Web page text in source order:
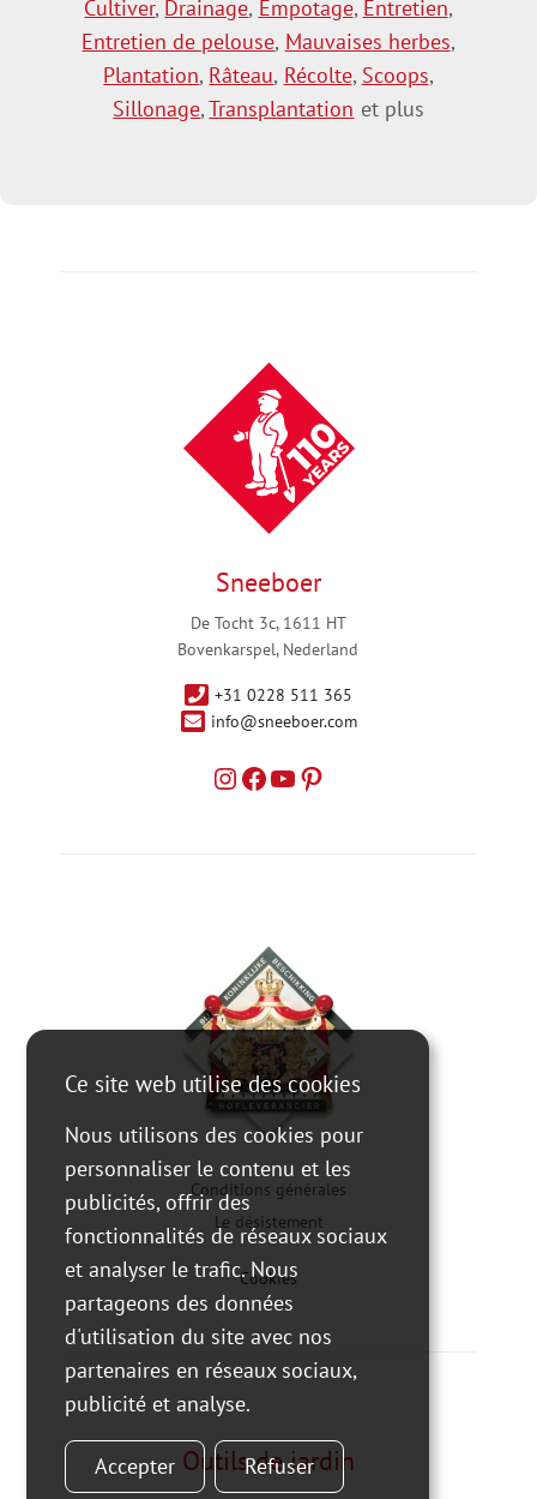
Cultiver, Drainage, Empotage, Entretien,
Entretien de pelouse, Mauvaises herbes,
Plantation, Râteau, Récolte, Scoops,
Sillonage,Transplantation et plus
Sneeboer
De Tocht 3c, 1611 HT
Bovenkarspel, Nederland
+31 0228 511 365
info@sneeboer.com
Conditions générales
Le désistement
Cookies
Outils de jardin
Ce site web utilise des cookies
Nous utilisons des cookies pour
personnaliser le contenu et les
publicités, offrir des
fonctionnalités de réseaux sociaux
et analyser le trafic. Nous
partageons des données
d'utilisation du site avec nos
partenaires en réseaux sociaux,
publicité et analyse.
Accepter Refuser